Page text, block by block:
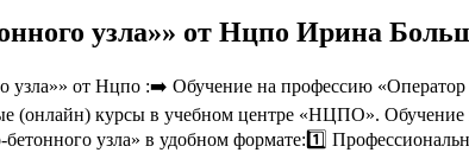
узла»» от Нцпо Ирина
узла»» от Нцпо :➡️ Обучение на профессию «Оператор
(онлайн) курсы в учебном центре «НЦПО». Обучение
узла» в удобном формате:1️⃣